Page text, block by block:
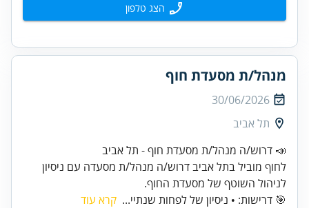
הצג טלפון
מנהל/ת מסעדת חוף
30/06/2026
תל אביב
לחוף מוביל בתל אביב דרוש/ה מנהל/ת מסעדה עם ניסיון
לניהול השוטף של מסעדת החוף.
🎯 דרישות: • ניסיון של לפחות שנתיי... קרא עוד